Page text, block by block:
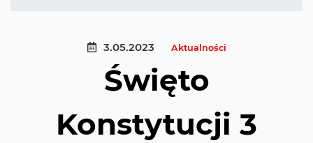
3.05.2023 Aktualności
Święto
Konstytucji 3